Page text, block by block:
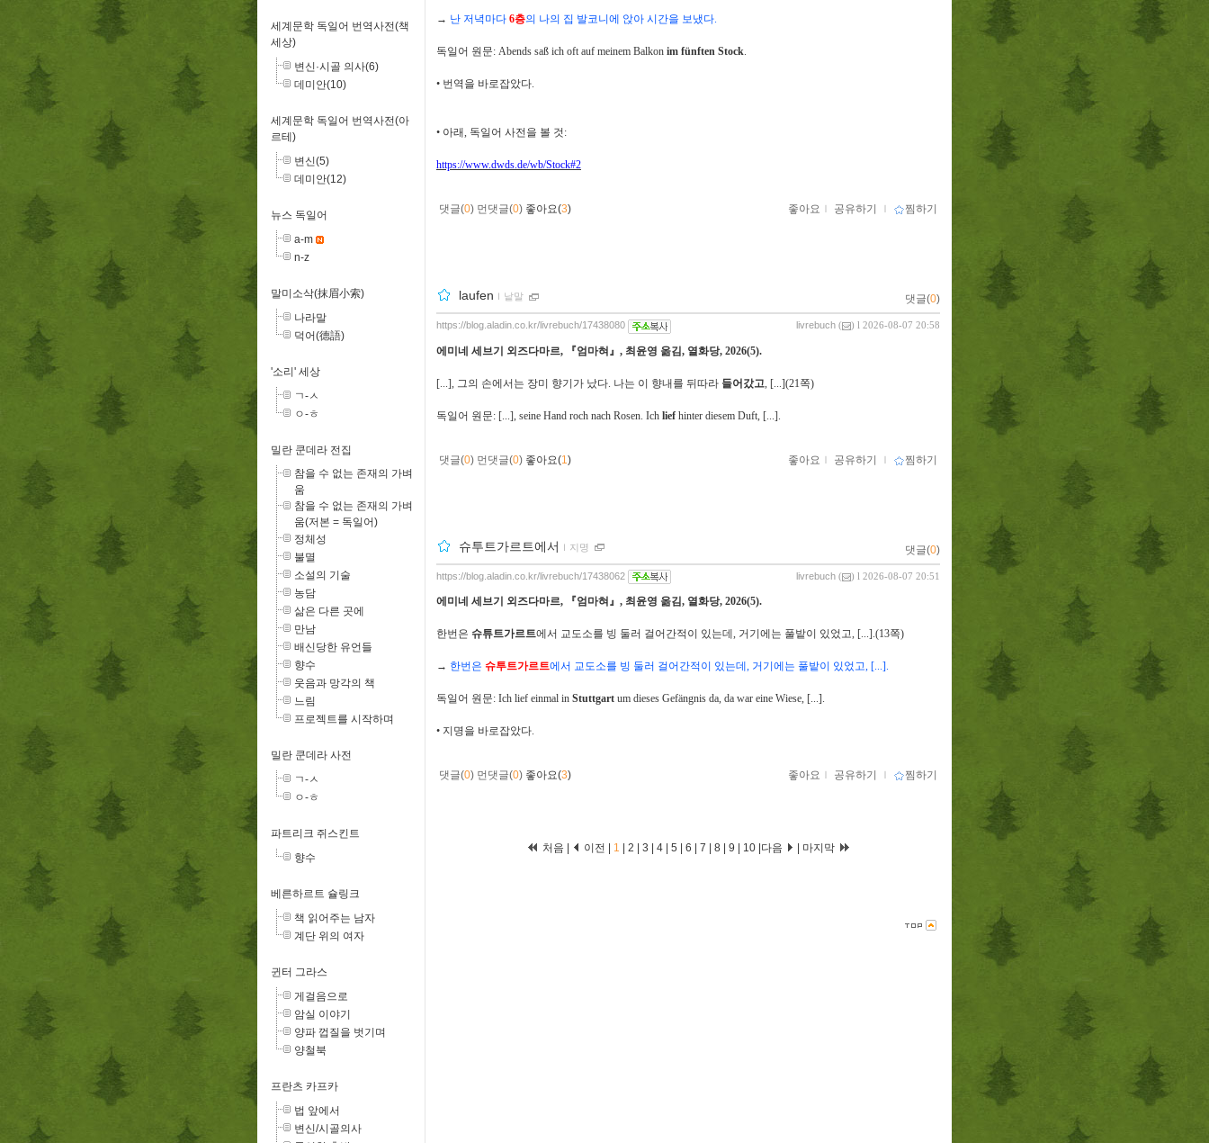
세계문학 독일어 번역사전(책
세상)
변신·시골 의사(6)
데미안(10)
세계문학 독일어 번역사전(아
르테)
변신(5)
데미안(12)
뉴스 독일어
a-m
n-z
말미소삭(抹眉小索)
나라말
덕어(德語)
'소리' 세상
ㄱ-ㅅ
ㅇ-ㅎ
밀란 쿤데라 전집
참을 수 없는 존재의 가벼
움
참을 수 없는 존재의 가벼
움(저본 = 독일어)
정체성
불멸
소설의 기술
농담
삶은 다른 곳에
만남
배신당한 유언들
향수
웃음과 망각의 책
느림
프로젝트를 시작하며
밀란 쿤데라 사전
ㄱ-ㅅ
ㅇ-ㅎ
파트리크 쥐스킨트
향수
베른하르트 슐링크
책 읽어주는 남자
계단 위의 여자
귄터 그라스
게걸음으로
암실 이야기
양파 껍질을 벗기며
양철북
프란츠 카프카
법 앞에서
변신/시골의사
→ 난 저녁마다 6층의 나의 집 발코니에 앉아 시간을 보냈다.
독일어 원문: Abends saß ich oft auf meinem Balkon im fünften Stock.
• 번역을 바로잡았다.
• 아래, 독일어 사전을 볼 것:
https://www.dwds.de/wb/Stock#2
댓글(0) 먼댓글(0) 좋아요(3) 좋아요 ｌ 공유하기 ｌ 찜하기
laufen ｌ 낱말 댓글(0)
livrebuch ( ) l 2026-08-07 20:58
https://blog.aladin.co.kr/livrebuch/17438080
에미네 세브기 외즈다마르, 『엄마혀』 , 최윤영 옮김, 열화당, 2026(5).
[...], 그의 손에서는 장미 향기가 났다. 나는 이 향내를 뒤따라 들어갔고, [...](21쪽)
독일어 원문: [...], seine Hand roch nach Rosen. Ich lief hinter diesem Duft, [...].
댓글(0) 먼댓글(0) 좋아요(1) 좋아요 ｌ 공유하기 ｌ 찜하기
슈투트가르트에서 ｌ 지명 댓글(0)
livrebuch ( ) l 2026-08-07 20:51
https://blog.aladin.co.kr/livrebuch/17438062
에미네 세브기 외즈다마르, 『엄마혀 』 , 최윤영 옮김, 열화당, 2026(5).
한번은 슈튜트가르트에서 교도소를 빙 둘러 걸어간적이 있는데 , 거기에는 풀밭이 있었고, [...].(13쪽)
→ 한번은 슈투트가르트에서 교도소를 빙 둘러 걸어간적이 있는데 , 거기에는 풀밭이 있었고, [...].
독일어 원문: Ich lief einmal in Stuttgart um dieses Gefängnis da, da war eine Wiese, [...].
• 지명을 바로잡았다.
댓글(0) 먼댓글(0) 좋아요(3) 좋아요 ｌ 공유하기 ｌ 찜하기
처음 | 이전 | 1 2 3 4 5 6 7 8 9 10 다음 마지막